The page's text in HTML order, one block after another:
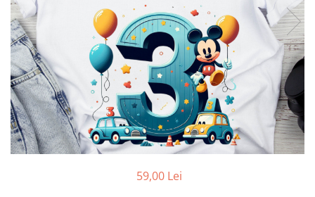
Cadouri barbati
Seturi cadou barbati
Seturi cadou barbati portofel si curea
Ceasuri pentru EL
Cadouri craciun barbati
Cadouri personalizate barbati
Cadouri copii
Caciuli copii
Etichete scolare
Sepci personalizate
Bannere personalizate scoli si gradinite
Caserole personalizate sandwich
Saculeti personalizati
Sticla de apa personalizata
Agende si caiete personalizate
59,00 Lei